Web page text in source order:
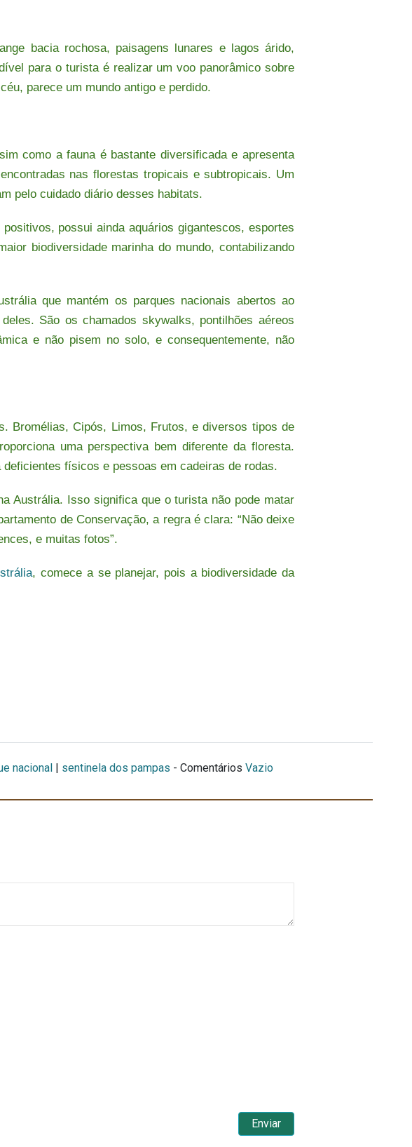
bacia rochosa, paisagens lunares e lagos árido,
para o turista é realizar um voo panorâmico sobre
parece um mundo antigo e perdido.
como a fauna é bastante diversificada e apresenta
nas florestas tropicais e subtropicais. Um
pelo cuidado diário desses habitats.
possui ainda aquários gigantescos, esportes
biodiversidade marinha do mundo, contabilizando
que mantém os parques nacionais abertos ao
São os chamados skywalks, pontilhões aéreos
e não pisem no solo, e consequentemente, não
Bromélias, Cipós, Limos, Frutos, e diversos tipos de
uma perspectiva bem diferente da floresta.
físicos e pessoas em cadeiras de rodas.
Austrália. Isso significa que o turista não pode matar
de Conservação, a regra é clara: “Não deixe
e muitas fotos”.
, comece a se planejar, pois a biodiversidade da
nacional sentinela dos pampas - Comentários Vazio